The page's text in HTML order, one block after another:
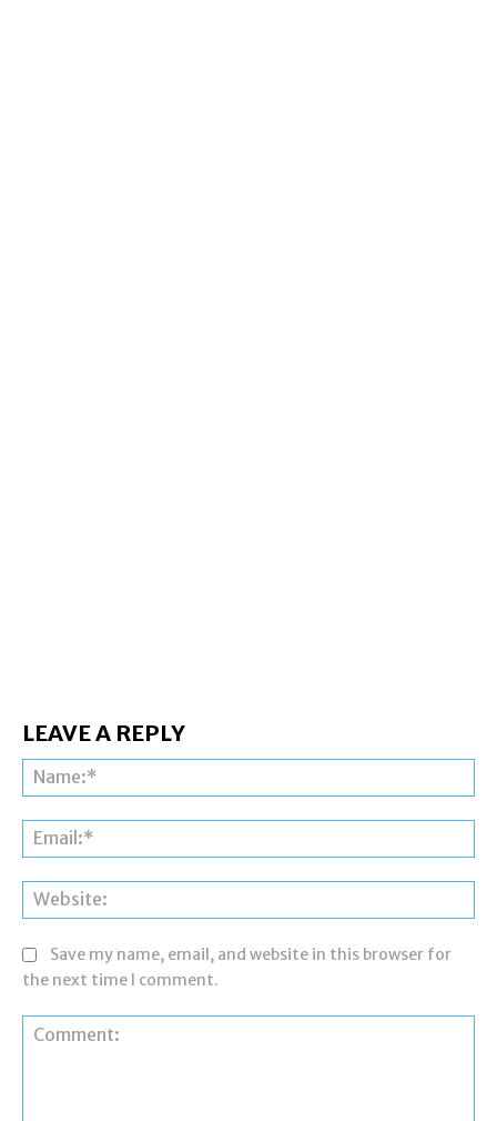
LEAVE A REPLY
Save my name, email, and website in this browser for
the next time I comment.